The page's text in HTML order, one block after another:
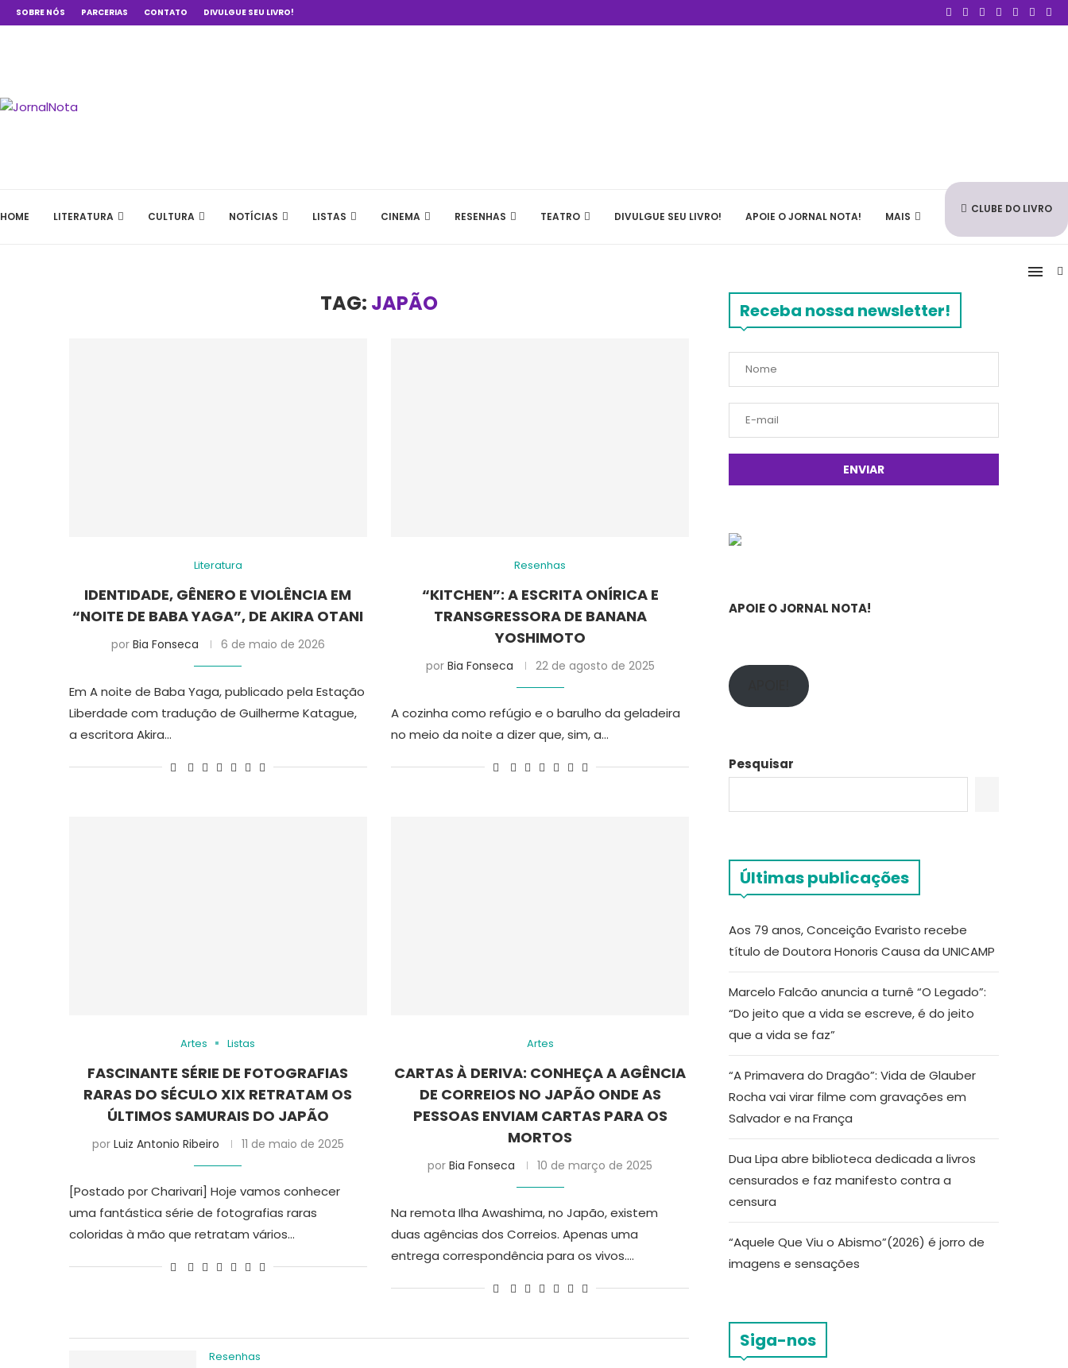
SOBRE NÓS PARCERIAS CONTATO DIVULGUE SEU LIVRO!
HOME LITERATURA CULTURA NOTÍCIAS LISTAS CINEMA RESENHAS TEATRO DIVULGUE SEU LIVRO! APOIE O JORNAL NOTA! MAIS
CLUBE DO LIVRO
TAG: JAPÃO
Literatura
IDENTIDADE, GÊNERO E VIOLÊNCIA EM
“NOITE DE BABA YAGA”, DE AKIRA OTANI
por Bia Fonseca 6 de maio de 2026
Em A noite de Baba Yaga, publicado pela Estação
Liberdade com tradução de Guilherme Katague,
a escritora Akira…
Resenhas
“KITCHEN”: A ESCRITA ONÍRICA E
TRANSGRESSORA DE BANANA
YOSHIMOTO
por Bia Fonseca 22 de agosto de 2025
A cozinha como refúgio e o barulho da geladeira
no meio da noite a dizer que, sim, a…
Artes Listas
FASCINANTE SÉRIE DE FOTOGRAFIAS
RARAS DO SÉCULO XIX RETRATAM OS
ÚLTIMOS SAMURAIS DO JAPÃO
por Luiz Antonio Ribeiro 11 de maio de 2025
[Postado por Charivari] Hoje vamos conhecer
uma fantástica série de fotografias raras
coloridas à mão que retratam vários…
Artes
CARTAS À DERIVA: CONHEÇA A AGÊNCIA
DE CORREIOS NO JAPÃO ONDE AS
PESSOAS ENVIAM CARTAS PARA OS
MORTOS
porBia Fonseca 10 de março de 2025
Na remota Ilha Awashima, no Japão, existem
duas agências dos Correios. Apenas uma
entrega correspondência para os vivos.…
Resenhas
Receba nossa newsletter!
APOIE O JORNAL NOTA!
Pesquisar
Últimas publicações
Aos 79 anos, Conceição Evaristo recebe
título de Doutora Honoris Causa da UNICAMP
Marcelo Falcão anuncia a turnê “O Legado”:
“Do jeito que a vida se escreve, é do jeito
que a vida se faz”
“A Primavera do Dragão”: Vida de Glauber
Rocha vai virar filme com gravações em
Salvador e na França
Dua Lipa abre biblioteca dedicada a livros
censurados e faz manifesto contra a
censura
“Aquele Que Viu o Abismo”(2026) é jorro de
imagens e sensações
Siga-nos